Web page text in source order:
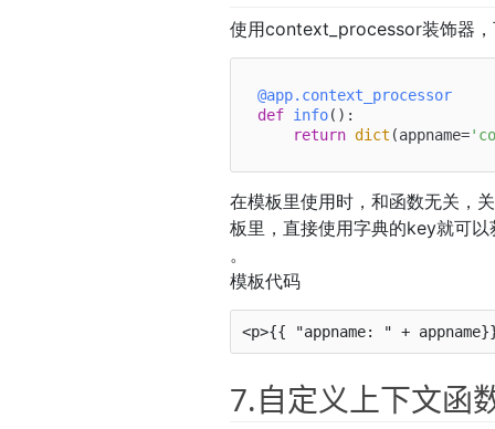
使用context_processor装饰器
@app.context_processor
def info():
return dict (appname=
在模板里使用时，和函数无关，
板里，直接使用字典的key就可
。
模板代码
7.自定义上下文函